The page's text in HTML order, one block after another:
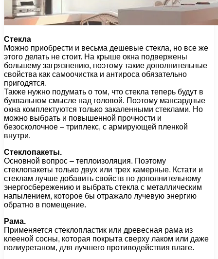
Стекла
Можно приобрести и весьма дешевые стекла, но все же
этого делать не стоит. На крыше окна подвержены
большему загрязнению, поэтому такие дополнительные
свойства как самоочистка и антироса обязательно
пригодятся.
Также нужно подумать о том, что стекла теперь будут в
буквальном смысле над головой. Поэтому мансардные
окна комплектуются только закаленными стеклами. Но
можно выбрать и повышенной прочности и
безосколочное – триплекс, с армирующей пленкой
внутри.
Стеклопакеты.
Основной вопрос – теплоизоляция. Поэтому
стеклопакеты только двух или трех камерные. Кстати и
стеклам лучше добавить свойств по дополнительному
энергосбережению и выбрать стекла с металлическим
напылением, которое бы отражало лучевую энергию
обратно в помещение.
Рама.
Применяется стеклопластик или древесная рама из
клееной сосны, которая покрыта сверху лаком или даже
полиуретаном, для лучшего противодействия влаге.